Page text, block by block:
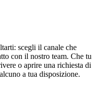
scegli il canale che
con il nostro team. Che tu
o aprire una richiesta di
a tua disposizione.